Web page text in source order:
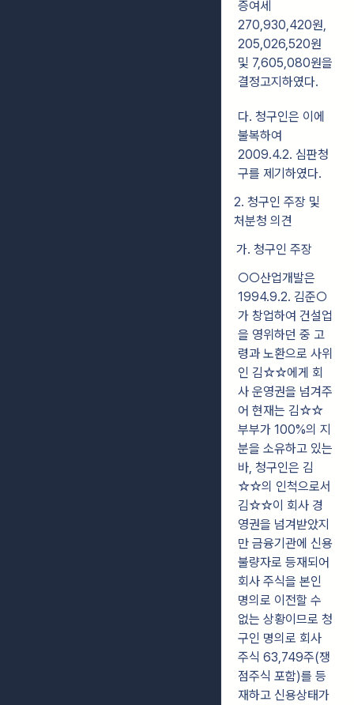
증여세
270,930,420원,
205,026,520원
및 7,605,080원을
결정고지하였다.
다. 청구인은 이에
불복하여
2009.4.2. 심판청
구를 제기하였다.
2. 청구인 주장 및
처분청 의견
가. 청구인 주장
○○산업개발은
1994.9.2. 김준○
가 창업하여 건설업
을 영위하던 중 고
령과 노환으로 사위
인 김☆☆에게 회
사 운영권을 넘겨주
어 현재는 김☆☆
부부가 100%의 지
분을 소유하고 있는
바, 청구인은 김
☆☆의 인척으로서
김☆☆이 회사 경
영권을 넘겨받았지
만 금융기관에 신용
불량자로 등재되어
회사 주식을 본인
명의로 이전할 수
없는 상황이므로 청
구인 명의로 회사
주식 63,749주(쟁
점주식 포함)를 등
재하고 신용상태가